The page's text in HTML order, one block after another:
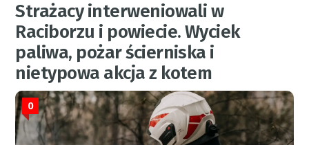
Strażacy interweniowali w
Raciborzu i powiecie. Wyciek
paliwa, pożar ścierniska i
nietypowa akcja z kotem
0